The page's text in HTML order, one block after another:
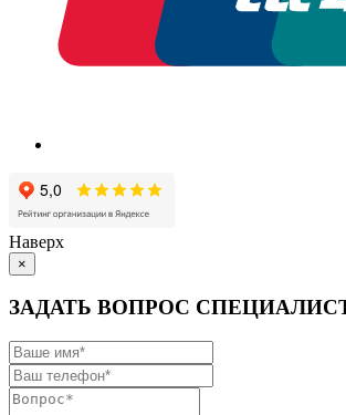
Наверх
×
ЗАДАТЬ ВОПРОС